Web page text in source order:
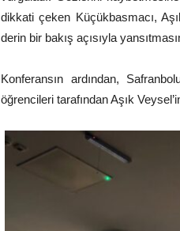
dikkati çeken Küçükbasmacı,
derin bir bakış açısıyla
Konferansın ardından,
öğrencileri tarafından Aşık